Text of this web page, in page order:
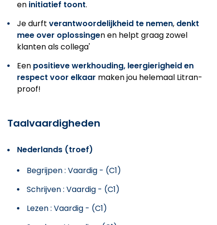
en initiatief toont.
Je durft verantwoordelijkheid te nemen, denkt
mee over oplossingen en helpt graag zowel
klanten als collega'
Een positieve werkhouding, leergierigheid en
respect voor elkaar maken jou helemaal Litran-
proof!
Taalvaardigheden
Nederlands (troef)
Begrijpen : Vaardig - (C1)
Schrijven : Vaardig - (C1)
Lezen : Vaardig - (C1)